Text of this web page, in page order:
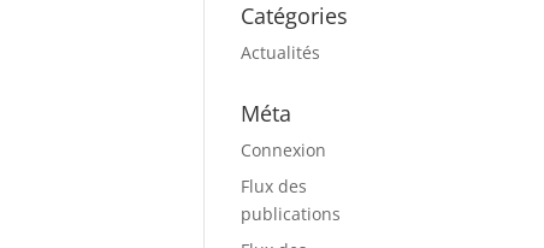
Catégories
Actualités
Méta
Connexion
Flux des
publications